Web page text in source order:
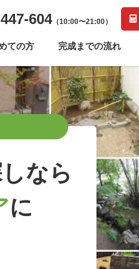
604（10:00〜21:00）
ての方 完成までの流れ
なら
に